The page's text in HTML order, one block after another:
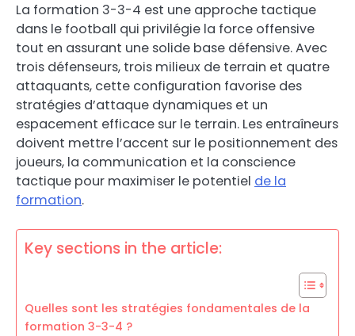
La formation 3-3-4 est une approche tactique
dans le football qui privilégie la force offensive
tout en assurant une solide base défensive. Avec
trois défenseurs, trois milieux de terrain et quatre
attaquants, cette configuration favorise des
stratégies d’attaque dynamiques et un
espacement efficace sur le terrain. Les entraîneurs
doivent mettre l’accent sur le positionnement des
joueurs, la communication et la conscience
tactique pour maximiser le potentiel de la
formation.
Key sections in the article:
Quelles sont les stratégies fondamentales de la
formation 3-3-4 ?